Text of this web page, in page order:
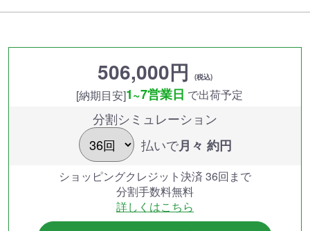
506,000円 (税込)
[納期目安]1~7営業日 で出荷予定
分割シミュレーション
払いで月々 約円
ショッピングクレジット決済 36回まで
分割手数料無料
詳しくはこちら